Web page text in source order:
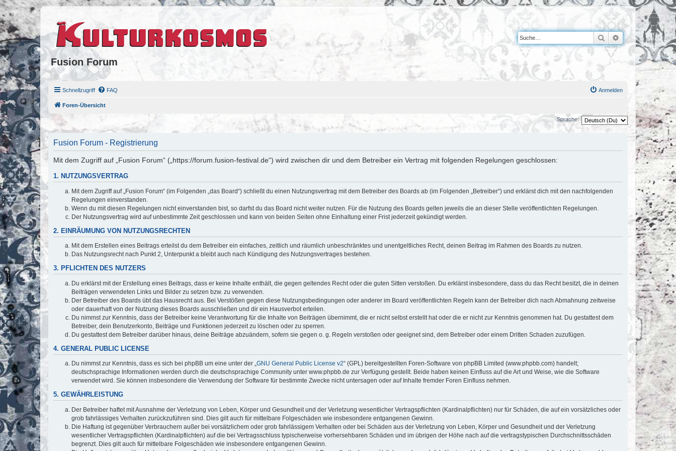
Fusion Forum
Suche Erweiterte Suche
Schnellzugriff FAQ Anmelden
Foren-Übersicht
Sprache:
Fusion Forum - Registrierung
Mit dem Zugriff auf „Fusion Forum“ („https://forum.fusion-festival.de“) wird zwischen dir und dem Betreiber ein Vertrag mit folgenden Regelungen geschlossen:
1. NUTZUNGSVERTRAG
Mit dem Zugriff auf „Fusion Forum“ (im Folgenden „das Board“) schließt du einen Nutzungsvertrag mit dem Betreiber des Boards ab (im Folgenden „Betreiber“) und erklärst dich mit den nachfolgenden
Regelungen einverstanden.
Wenn du mit diesen Regelungen nicht einverstanden bist, so darfst du das Board nicht weiter nutzen. Für die Nutzung des Boards gelten jeweils die an dieser Stelle veröffentlichten Regelungen.
Der Nutzungsvertrag wird auf unbestimmte Zeit geschlossen und kann von beiden Seiten ohne Einhaltung einer Frist jederzeit gekündigt werden.
2. EINRÄUMUNG VON NUTZUNGSRECHTEN
Mit dem Erstellen eines Beitrags erteilst du dem Betreiber ein einfaches, zeitlich und räumlich unbeschränktes und unentgeltliches Recht, deinen Beitrag im Rahmen des Boards zu nutzen.
Das Nutzungsrecht nach Punkt 2, Unterpunkt a bleibt auch nach Kündigung des Nutzungsvertrages bestehen.
3. PFLICHTEN DES NUTZERS
Du erklärst mit der Erstellung eines Beitrags, dass er keine Inhalte enthält, die gegen geltendes Recht oder die guten Sitten verstoßen. Du erklärst insbesondere, dass du das Recht besitzt, die in deinen
Beiträgen verwendeten Links und Bilder zu setzen bzw. zu verwenden.
Der Betreiber des Boards übt das Hausrecht aus. Bei Verstößen gegen diese Nutzungsbedingungen oder anderer im Board veröffentlichten Regeln kann der Betreiber dich nach Abmahnung zeitweise
oder dauerhaft von der Nutzung dieses Boards ausschließen und dir ein Hausverbot erteilen.
Du nimmst zur Kenntnis, dass der Betreiber keine Verantwortung für die Inhalte von Beiträgen übernimmt, die er nicht selbst erstellt hat oder die er nicht zur Kenntnis genommen hat. Du gestattest dem
Betreiber, dein Benutzerkonto, Beiträge und Funktionen jederzeit zu löschen oder zu sperren.
Du gestattest dem Betreiber darüber hinaus, deine Beiträge abzuändern, sofern sie gegen o. g. Regeln verstoßen oder geeignet sind, dem Betreiber oder einem Dritten Schaden zuzufügen.
4. GENERAL PUBLIC LICENSE
Du nimmst zur Kenntnis, dass es sich bei phpBB um eine unter der „GNU General Public License v2“ (GPL) bereitgestellten Foren-Software von phpBB Limited (www.phpbb.com) handelt;
deutschsprachige Informationen werden durch die deutschsprachige Community unter www.phpbb.de zur Verfügung gestellt. Beide haben keinen Einfluss auf die Art und Weise, wie die Software
verwendet wird. Sie können insbesondere die Verwendung der Software für bestimmte Zwecke nicht untersagen oder auf Inhalte fremder Foren Einfluss nehmen.
5. GEWÄHRLEISTUNG
Der Betreiber haftet mit Ausnahme der Verletzung von Leben, Körper und Gesundheit und der Verletzung wesentlicher Vertragspflichten (Kardinalpflichten) nur für Schäden, die auf ein vorsätzliches oder
grob fahrlässiges Verhalten zurückzuführen sind. Dies gilt auch für mittelbare Folgeschäden wie insbesondere entgangenen Gewinn.
Die Haftung ist gegenüber Verbrauchern außer bei vorsätzlichem oder grob fahrlässigem Verhalten oder bei Schäden aus der Verletzung von Leben, Körper und Gesundheit und der Verletzung
wesentlicher Vertragspflichten (Kardinalpflichten) auf die bei Vertragsschluss typischerweise vorhersehbaren Schäden und im übrigen der Höhe nach auf die vertragstypischen Durchschnittsschäden
begrenzt. Dies gilt auch für mittelbare Folgeschäden wie insbesondere entgangenen Gewinn.